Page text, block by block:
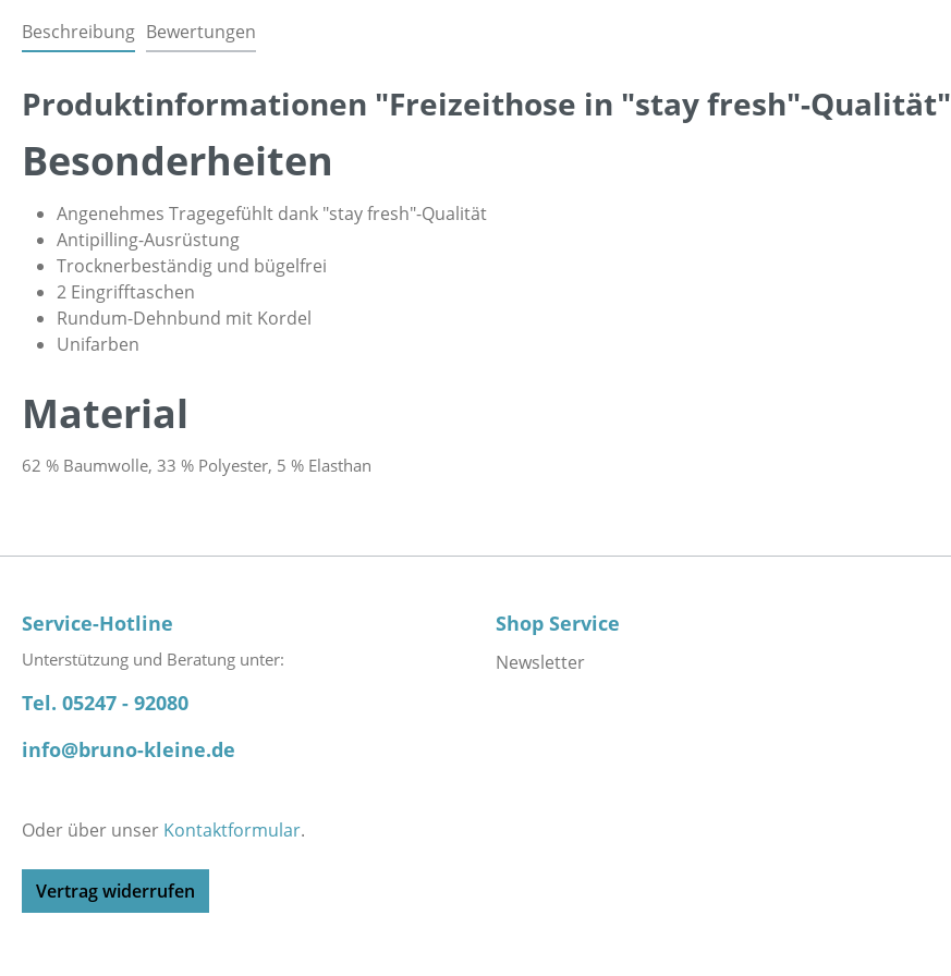
Beschreibung Bewertungen
Produktinformationen "Freizeithose in "stay fresh"-Qualität"
Besonderheiten
Angenehmes Tragegefühlt dank "stay fresh"-Qualität
Antipilling-Ausrüstung
Trocknerbeständig und bügelfrei
2 Eingrifftaschen
Rundum-Dehnbund mit Kordel
Unifarben
Material
62 % Baumwolle, 33 % Polyester, 5 % Elasthan
Service-Hotline
Unterstützung und Beratung unter:
Tel. 05247 - 92080
info@bruno-kleine.de
Oder über unser Kontaktformular.
Vertrag widerrufen
Shop Service
Newsletter